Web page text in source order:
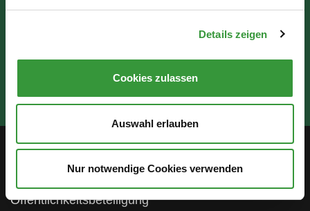
Details zeigen
Cookies zulassen
Auswahl erlauben
Nur notwendige Cookies verwenden
Öffentlichkeitsbeteiligung